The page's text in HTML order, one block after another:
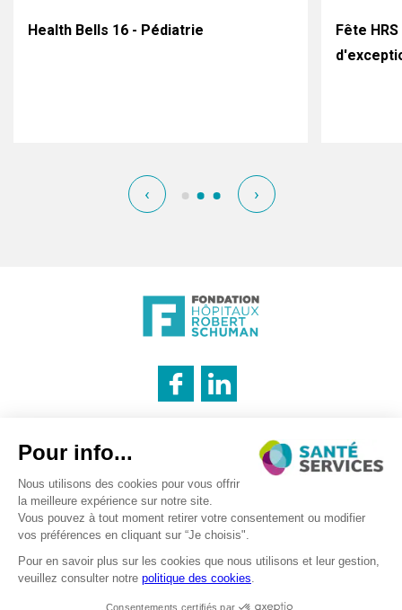
Health Bells 16 - Pédiatrie
Fête
‹ ›
INNOVATION & INFORMATION LOGISTIQUE CATERING
Politique de confidentialité
Recrutement – traitement des données personnels
©2026 . SanteServices . Tous droits réservés